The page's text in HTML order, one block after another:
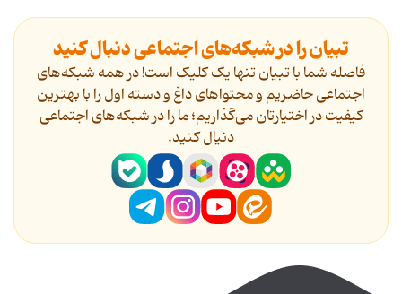
تبیان را در شبکه‌های اجتماعی دنبال کنید
فاصله شما با تبیان تنها یک کلیک است! در همه شبکه‌های
اجتماعی حاضریم و محتواهای داغ و دسته اول را با بهترین
کیفیت در اختیارتان می‌گذاریم؛ ما را در شبکه‌های اجتماعی
دنیال کنید.